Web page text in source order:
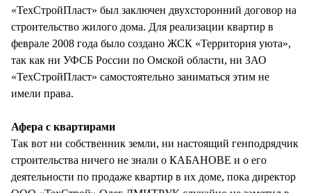
«ТехСтройПласт» был заключен двухсторонний договор на
строительство жилого дома. Для реализации квартир в
феврале 2008 года было создано ЖСК «Территория уюта»,
так как ни УФСБ России по Омской области, ни ЗАО
«ТехСтройПласт» самостоятельно заниматься этим не
имели права.
Афера с квартирами
Так вот ни собственник земли, ни настоящий генподрядчик
строительства ничего не знали о КАБАНОВЕ и о его
деятельности по продаже квартир в их доме, пока директор